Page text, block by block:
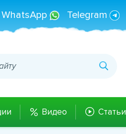
WhatsApp Telegram
Видео Статьи